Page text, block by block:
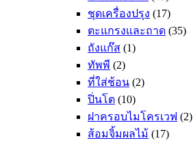
ชุดเครื่องปรุง (17)
ตะแกรงและถาด (35)
ถังแก๊ส (1)
ทัพพี (2)
ที่ใส่ช้อน (2)
ปิ่นโต (10)
ฝาครอบไมโครเวฟ (2)
ส้อมจิ้มผลไม้ (17)